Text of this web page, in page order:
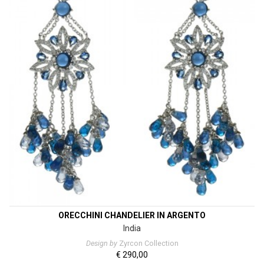
ORECCHINI CHANDELIER IN ARGENTO
India
Design byZyrcon Collection
€ 290,00